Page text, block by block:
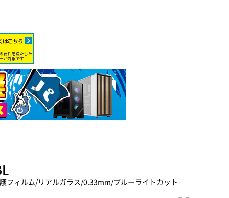
フィルム/リアルガラス/0.33mm/ブルーライトカット